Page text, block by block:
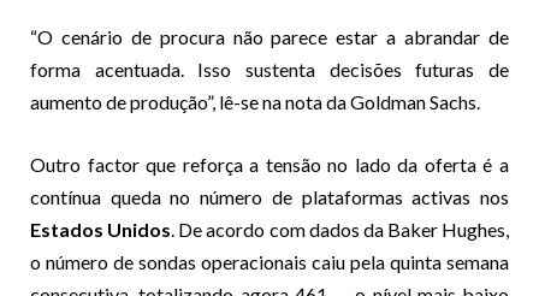
“O cenário de procura não parece estar a abrandar de
forma acentuada. Isso sustenta decisões futuras de
aumento de produção”, lê-se na nota da Goldman Sachs.
Outro factor que reforça a tensão no lado da oferta é a
contínua queda no número de plataformas activas nos
Estados Unidos. De acordo com dados da Baker Hughes,
o número de sondas operacionais caiu pela quinta semana